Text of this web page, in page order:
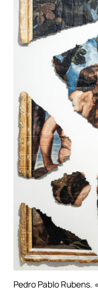
Pedro Pablo Rubens.